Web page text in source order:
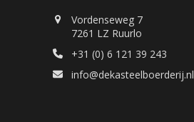
Vordenseweg 7
7261 LZ Ruurlo
+31 (0) 6 121 39 243
info@dekasteelboerderij.nl